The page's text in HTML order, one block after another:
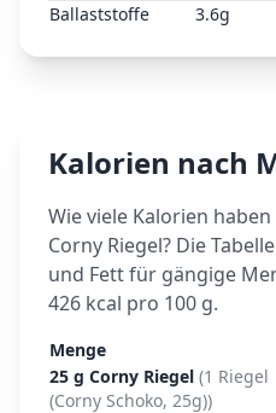
Ballaststoffe
3.6g
Kalorien nach
Wie viele Kalorien
Corny Riegel? Die
und Fett für gängige
426 kcal pro 100 g.
Menge
25 g Corny Riegel (1 Riegel
(Corny Schoko, 25g))